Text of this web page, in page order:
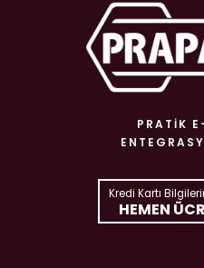
PRATIK
Kredi Kartı
HEMEN